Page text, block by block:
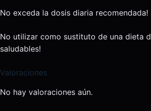
No exceda la dosis diaria recomendada!
No utilizar como sustituto de una dieta
saludables!
Valoraciones
No hay valoraciones aún.